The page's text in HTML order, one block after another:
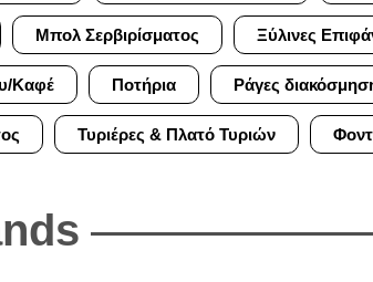
Μπολ Σερβιρίσματος Ξύλινες
Καφέ Ποτήρια Ράγες
Τυριέρες & Πλατό Τυριών